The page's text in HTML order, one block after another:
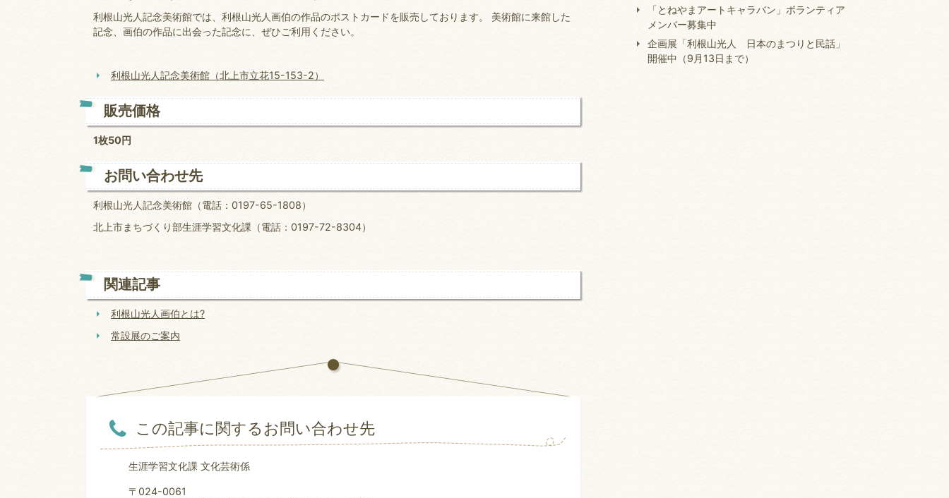
利根山光人記念美術館では、利根山光人画伯の作品のポストカードを販売しております。 美術館に来館した
記念、画伯の作品に出会った記念に、ぜひご利用ください。
利根山光人記念美術館（北上市立花15-153-2）
販売価格
1枚50円
お問い合わせ先
利根山光人記念美術館（電話：0197-65-1808）
北上市まちづくり部生涯学習文化課（電話：0197-72-8304）
関連記事
利根山光人画伯とは?
常設展のご案内
この記事に関するお問い合わせ先
生涯学習文化課 文化芸術係
〒024-0061
「とねやまアートキャラバン」ボランティア
メンバー募集中
企画展「利根山光人 日本のまつりと民話」
開催中（9月13日まで）